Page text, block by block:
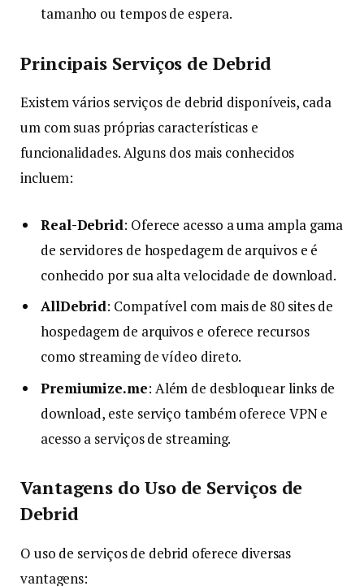
tamanho ou tempos de espera.
Principais Serviços de Debrid
Existem vários serviços de debrid disponíveis, cada
um com suas próprias características e
funcionalidades. Alguns dos mais conhecidos
incluem:
Real-Debrid: Oferece acesso a uma ampla gama
de servidores de hospedagem de arquivos e é
conhecido por sua alta velocidade de download.
AllDebrid: Compatível com mais de 80 sites de
hospedagem de arquivos e oferece recursos
como streaming de vídeo direto.
Premiumize.me: Além de desbloquear links de
download, este serviço também oferece VPN e
acesso a serviços de streaming.
Vantagens do Uso de Serviços de
Debrid
O uso de serviços de debrid oferece diversas
vantagens: